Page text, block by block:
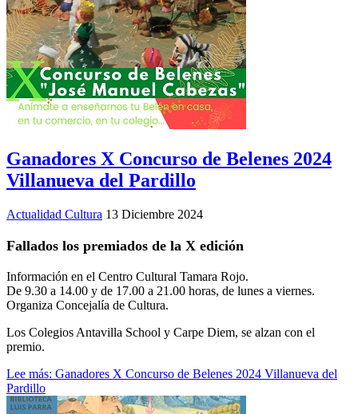
Ganadores X Concurso de Belenes 2024
Villanueva del Pardillo
Actualidad Cultura 13 Diciembre 2024
Fallados los premiados de la X edición
Información en el Centro Cultural Tamara Rojo.
De 9.30 a 14.00 y de 17.00 a 21.00 horas, de lunes a viernes.
Organiza Concejalía de Cultura.
Los Colegios Antavilla School y Carpe Diem, se alzan con el
premio.
Lee más: Ganadores X Concurso de Belenes 2024 Villanueva del
Pardillo